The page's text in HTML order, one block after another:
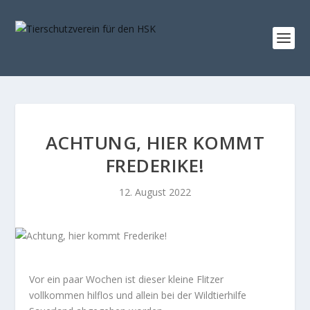
ACHTUNG, HIER KOMMT
FREDERIKE!
12. August 2022
Vor ein paar Wochen ist dieser kleine Flitzer
vollkommen hilflos und allein bei der Wildtierhilfe